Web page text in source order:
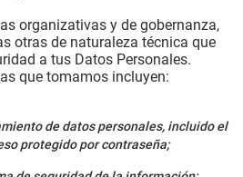
organizativas y de gobernanza,
otras de naturaleza técnica que
a tus Datos Personales.
que tomamos incluyen:
de datos personales, incluido el
protegido por contraseña;